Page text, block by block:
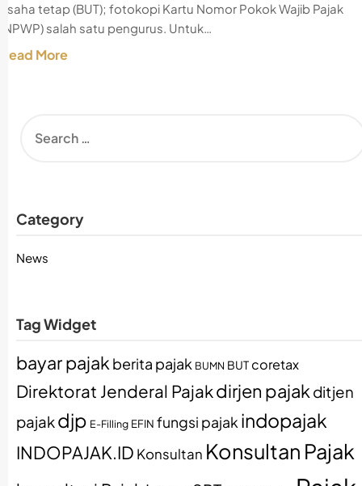
usaha tetap (BUT); fotokopi Kartu Nomor Pokok Wajib Pajak
(NPWP) salah satu pengurus. Untuk…
Read More
Category
News
Tag Widget
bayar pajak berita pajak BUMN BUT coretax
Direktorat Jenderal Pajakdirjen pajak ditjen
pajakdjp E-Filling EFIN fungsi pajak indopajak
INDOPAJAK.ID Konsultan Konsultan Pajak